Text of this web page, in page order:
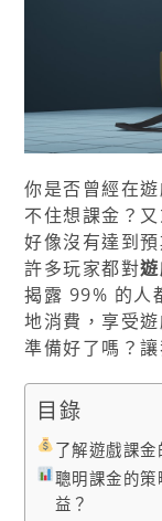
你是否曾經在
不住想課金？
好像沒有達到
許多玩家都對
揭露 99% 的人
地消費，享受
準備好了嗎？
目錄
了解遊戲課
聰明課金的
益？